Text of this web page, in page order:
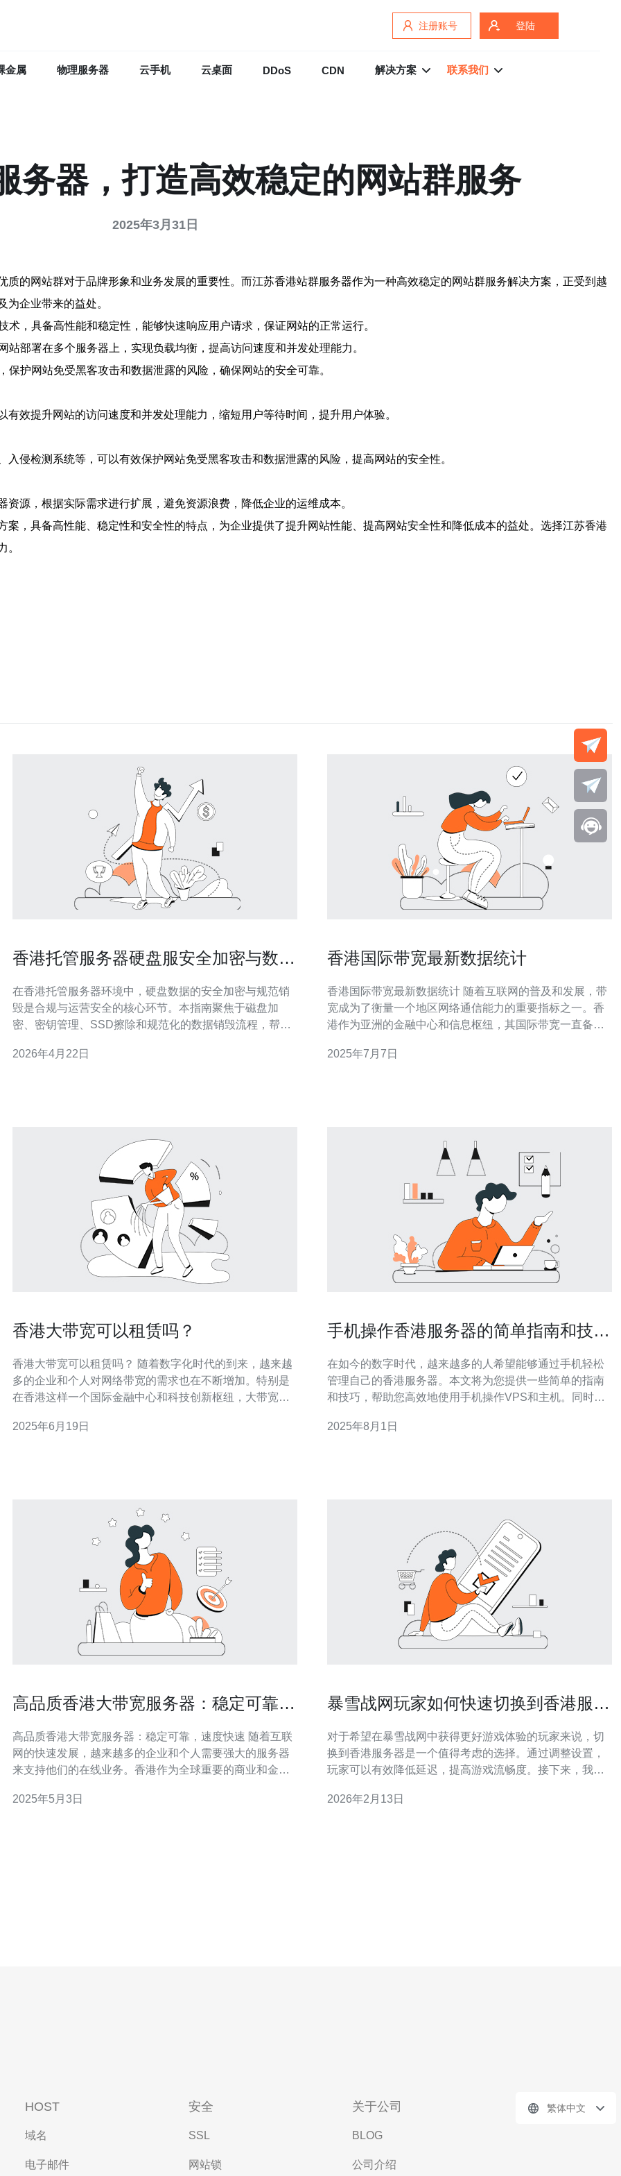
注册账号 登陆
金属 物理服务器 云手机 云桌面 DDoS CDN 解决方案 联系我们
务器，打造高效稳定的网站群服务
2025年3月31日
的网站群对于品牌形象和业务发展的重要性。而江苏香港站群服务器作为一种高效稳定的网站群服务解决方案，正受到越
企业带来的益处。
，具备高性能和稳定性，能够快速响应用户请求，保证网站的正常运行。
部署在多个服务器上，实现负载均衡，提高访问速度和并发处理能力。
护网站免受黑客攻击和数据泄露的风险，确保网站的安全可靠。
效提升网站的访问速度和并发处理能力，缩短用户等待时间，提升用户体验。
侵检测系统等，可以有效保护网站免受黑客攻击和数据泄露的风险，提高网站的安全性。
源，根据实际需求进行扩展，避免资源浪费，降低企业的运维成本。
，具备高性能、稳定性和安全性的特点，为企业提供了提升网站性能、提高网站安全性和降低成本的益处。选择江苏香港
。
香港托管服务器硬盘服安全加密与数据
在香港托管服务器环境中，硬盘数据的安全加密与规范销
毁是合规与运营安全的核心环节。本指南聚焦于磁盘加
密、密钥管理、SSD擦除和规范化的数据销毁流程，帮助
期安全。 首先要明确加密策略：对托管服务器的操作系统
2026年4月22日
香港国际带宽最新数据统计
香港国际带宽最新数据统计 随着互联网的普及和发展，带
宽成为了衡量一个地区网络通信能力的重要指标之一。香
港作为亚洲的金融中心和信息枢纽，其国际带宽一直备受
情况。 数据来源于香港通讯管理局（OFCOM）的最新报
2025年7月7日
香港大带宽可以租赁吗？
香港大带宽可以租赁吗？ 随着数字化时代的到来，越来越
多的企业和个人对网络带宽的需求也在不断增加。特别是
在香港这样一个国际金融中心和科技创新枢纽，大带宽的
香港大带宽来满足他们的业务需求。 香港作为亚洲的网络
2025年6月19日
手机操作香港服务器的简单指南和技巧
在如今的数字时代，越来越多的人希望能够通过手机轻松
管理自己的香港服务器。本文将为您提供一些简单的指南
和技巧，帮助您高效地使用手机操作VPS和主机。同时，
在使用过程中获得最佳体验。 选择合适的服务提供商 在开
2025年8月1日
高品质香港大带宽服务器：稳定可靠，
高品质香港大带宽服务器：稳定可靠，速度快速 随着互联
网的快速发展，越来越多的企业和个人需要强大的服务器
来支持他们的在线业务。香港作为全球重要的商业和金融
了许多人的首选。本文将介绍高品质香港大带宽服务器的
2025年5月3日
暴雪战网玩家如何快速切换到香港服务
对于希望在暴雪战网中获得更好游戏体验的玩家来说，切
换到香港服务器是一个值得考虑的选择。通过调整设置，
玩家可以有效降低延迟，提高游戏流畅度。接下来，我们
服务器？ 许多玩家选择香港服务器的主要原因是其相对较
2026年2月13日
HOST
域名
电子邮件
安全
SSL
网站锁
关于公司
BLOG
公司介绍
繁体中文